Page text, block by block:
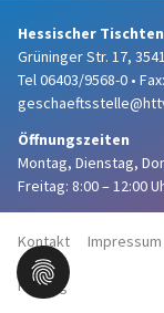
Hessischer
Grüninger Str. 17,
Tel 06403/9568-0 •
Öffnungszeiten
Montag, Dienstag,
Freitag: 8:00 – 12:00
Kontakt Impressum
Haftung